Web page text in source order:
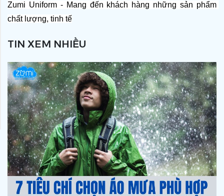
TIN XEM NHIỀU
Zumi Uniform - Mang đến khách hàng những sản phẩm
chất lượng, tinh tế